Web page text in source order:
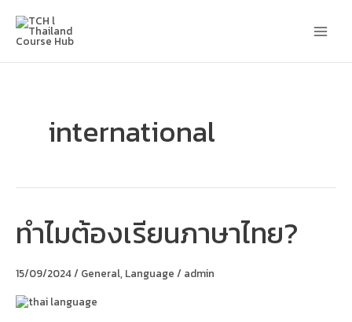
content
international
ทำไมต้องเรียนภาษาไทย?
15/09/2024/ General, Language / admin
ทำไม
ต้อง
เรียน
ไทย?